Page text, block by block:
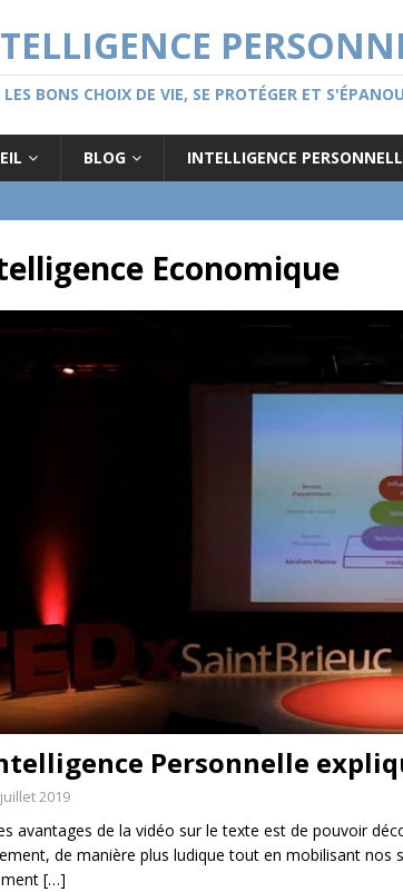
LES BONS CHOIX DE VIE, SE PROTÉGER ET
BLOG INTELLIGENCE
Economique
Personnelle
2019
avantages de la vidéo sur le texte est de pouvoir
de manière plus ludique tout en mobilisant
[…]